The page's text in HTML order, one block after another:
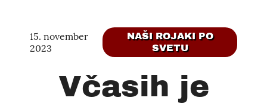
15. november
2023
NAŠI ROJAKI PO
SVETU
Včasih je